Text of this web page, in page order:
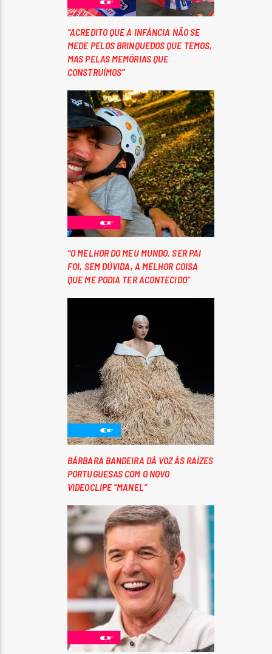
“ACREDITO QUE A INFÂNCIA NÃO SE
MEDE PELOS BRINQUEDOS QUE TEMOS,
MAS PELAS MEMÓRIAS QUE
CONSTRUÍMOS”
“O MELHOR DO MEU MUNDO. SER PAI
FOI, SEM DÚVIDA, A MELHOR COISA
QUE ME PODIA TER ACONTECIDO”
BÁRBARA BANDEIRA DÁ VOZ ÀS RAÍZES
PORTUGUESAS COM O NOVO
VIDEOCLIPE “MANEL”